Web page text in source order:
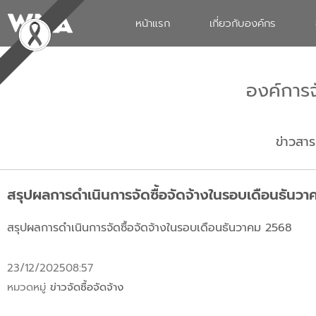
หน้าแรก เกี่ยวกับองค์กร
องค์การ
ข่าวสา
สรุปผลการดำเนินการจัดซื้อจัดจ้างในรอบเดือนธันว
สรุปผลการดำเนินการจัดซื้อจัดจ้างในรอบเดือนธันวาคม 2568
23/12/202508:57
หมวดหมู่ ข่าวจัดซื้อจัดจ้าง